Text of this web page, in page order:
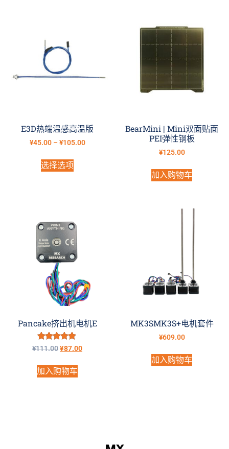
E3D热端温感高温版
¥45.00– ¥105.00
选择选项
BearMini | Mini双面贴面
PEI弹性钢板
¥125.00
加入购物车
Pancake挤出机电机E
评分
5.00
¥111.00¥87.00
加入购物车
MK3SMK3S+电机套件
¥609.00
加入购物车